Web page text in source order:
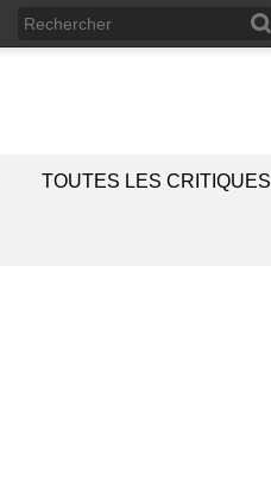
TOUTES LES CRITIQUES